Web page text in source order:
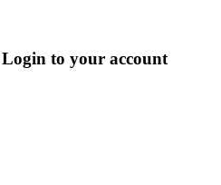
Login to your account